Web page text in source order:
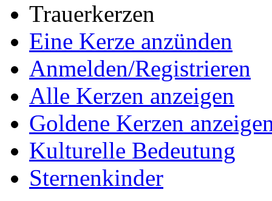
Trauerkerzen
Eine Kerze anzünden
Anmelden/Registrieren
Alle Kerzen anzeigen
Goldene Kerzen
Kulturelle Bedeutung
Sternenkinder